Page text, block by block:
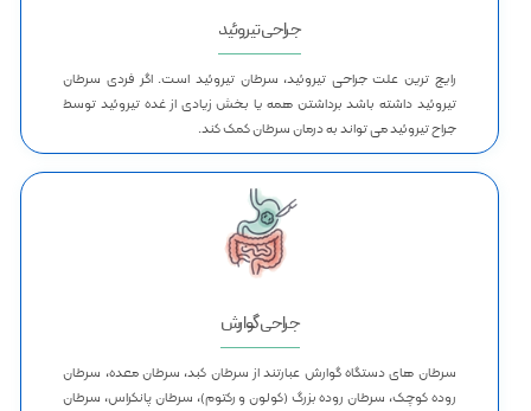
جراحی تیروئید
رایج‌ ترین علت جراحی تیروئید، سرطان تیروئید است. اگر فردی سرطان
تیروئید داشته باشد برداشتن همه یا بخش زیادی از غده تیروئید توسط
جراح تیروئید می تواند به درمان سرطان کمک کند.
جراحی گوارش
سرطان های دستگاه گوارش عبارتند از سرطان کبد، سرطان معده، سرطان
روده کوچک، سرطان روده بزرگ (کولون و رکتوم)، سرطان پانکراس، سرطان